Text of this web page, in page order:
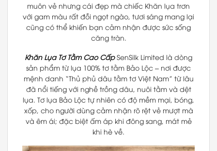
muôn vẻ nhưng cái đẹp mà chiếc Khăn lụa trơn
với gam màu rất đỗi ngọt ngào, tươi sáng mang lại
cũng có thể khiến bạn cảm nhận được sức sống
căng tràn.
Khăn Lụa Tơ Tằm Cao CấpSenSilk Limited là dòng
sản phẩm từ lụa 100% tơ tằm Bảo Lộc – nơi được
mệnh danh “Thủ phủ dâu tằm tơ Việt Nam” từ lâu
đã nổi tiếng với nghề trồng dâu, nuôi tằm và dệt
lụa. Tơ lụa Bảo Lộc tự nhiên có độ mềm mại, bóng,
xốp, cho người dùng cảm nhận rõ rệt vẻ mượt mà
và êm ái; đặc biệt ấm áp khi đông sang, mát mẻ
khi hè về.